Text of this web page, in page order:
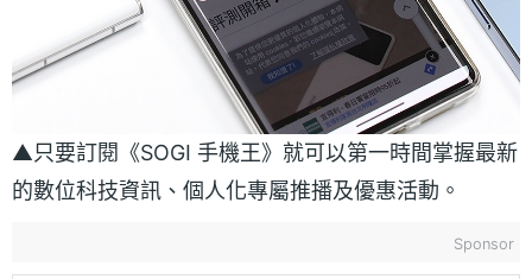
▲只要訂閱《SOGI 手機王》就可以第一時間掌握最新
的數位科技資訊、個人化專屬推播及優惠活動。
Sponsor